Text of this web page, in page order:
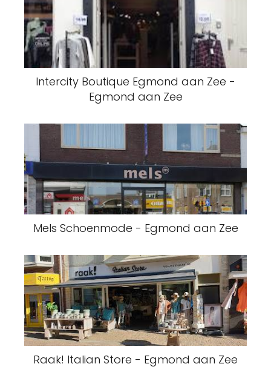
Intercity Boutique Egmond aan Zee -
Egmond aan Zee
Mels Schoenmode - Egmond aan Zee
Raak! Italian Store - Egmond aan Zee